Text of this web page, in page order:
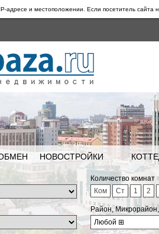
адресе и местоположении. Если посетитель сайта
НОВОСТРОЙКИ
Количество комнат
Ком
Ст 1 2
Район,
Любой ⊞